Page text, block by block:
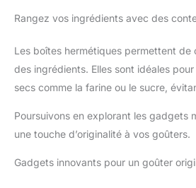
Rangez vos ingrédients avec des
Les boîtes hermétiques permettent de
des ingrédients. Elles sont idéales
secs comme la farine ou le sucre,
Poursuivons en explorant les gadgets
une touche d’originalité à vos goûters.
Gadgets innovants pour un goûter